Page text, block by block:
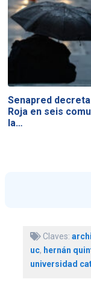
Senapred
Roja en seis
la…
Claves:
uc, hernán
universidad